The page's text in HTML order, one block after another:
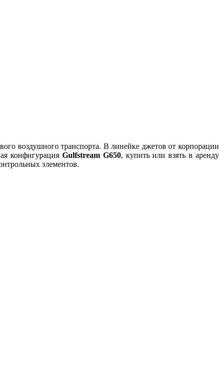
воздушного транспорта. В линейке джетов от корпорации
конфигурация Gulfstream G650, купить или взять в аренду
элементов.